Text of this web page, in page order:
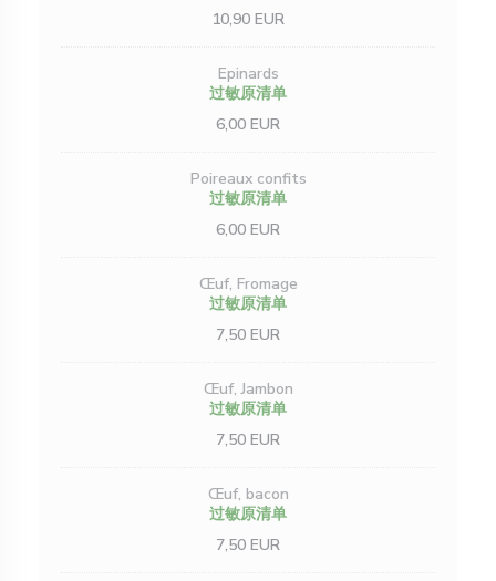
10,90 EUR
Epinards
过敏原清单
6,00 EUR
Poireaux confits
过敏原清单
6,00 EUR
Œuf, Fromage
过敏原清单
7,50 EUR
Œuf, Jambon
过敏原清单
7,50 EUR
Œuf, bacon
过敏原清单
7,50 EUR